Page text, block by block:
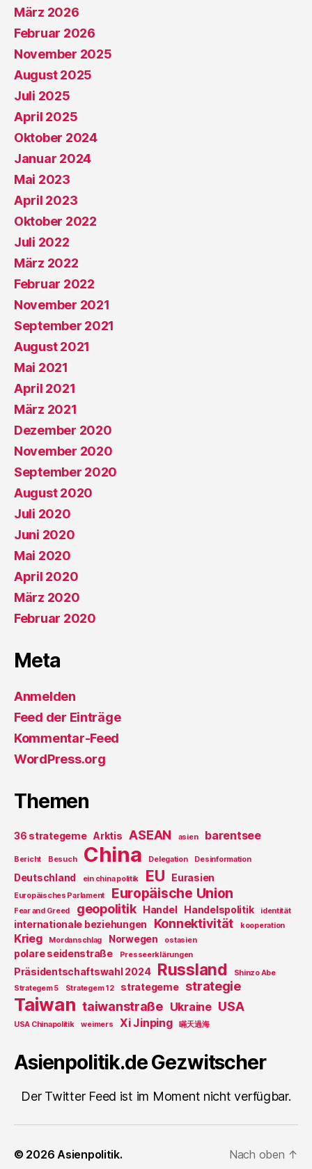
März 2026
Februar 2026
November 2025
August 2025
Juli 2025
April 2025
Oktober 2024
Januar 2024
Mai 2023
April 2023
Oktober 2022
Juli 2022
März 2022
Februar 2022
November 2021
September 2021
August 2021
Mai 2021
April 2021
März 2021
Dezember 2020
November 2020
September 2020
August 2020
Juli 2020
Juni 2020
Mai 2020
April 2020
März 2020
Februar 2020
Meta
Anmelden
Feed der Einträge
Kommentar-Feed
WordPress.org
Themen
36 strategeme Arktis ASEAN asien barentsee
Bericht Besuch China Delegation Desinformation
Deutschland ein china politik EU Eurasien
Europäisches Parlament Europäische Union
Fear and Greed geopolitik Handel Handelspolitik identität
internationale beziehungen Konnektivität kooperation
Krieg Mordanschlag Norwegen ostasien
polare seidenstraße Presseerklärungen
Präsidentschaftswahl 2024 Russland
Shinzo Abe
Strategem 5
Strategem 12 strategeme strategie
Taiwan taiwanstraße Ukraine USA
USA Chinapolitik weimers Xi Jinping 瞞天過海
Asienpolitik.de Gezwitscher
Der Twitter Feed ist im Moment nicht verfügbar.
© 2026Asienpolitik. Nach oben ↑